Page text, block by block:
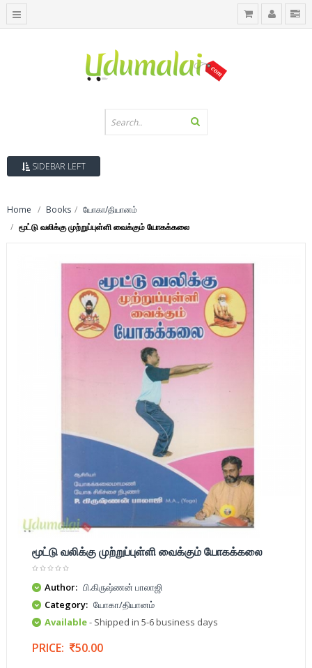
SIDEBAR LEFT
Home Books
யோகா/தியானம்
மூட்டு வலிக்கு முற்றுப்புள்ளி வைக்கும் யோகக்கலை
மூட்டு வலிக்கு முற்றுப்புள்ளி வைக்கும் யோகக்கலை
Author: பி.கிருஷ்ணன் பாலாஜி
Category: யோகா/தியானம்
Available- Shipped in 5-6 business days
PRICE: 50.00